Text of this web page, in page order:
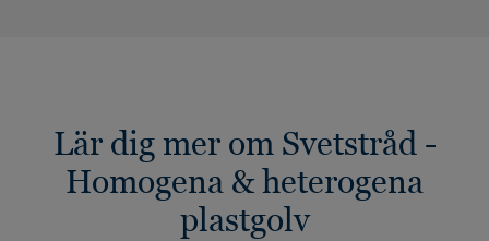
Lär dig mer om Svetstråd -
Homogena & heterogena
plastgolv